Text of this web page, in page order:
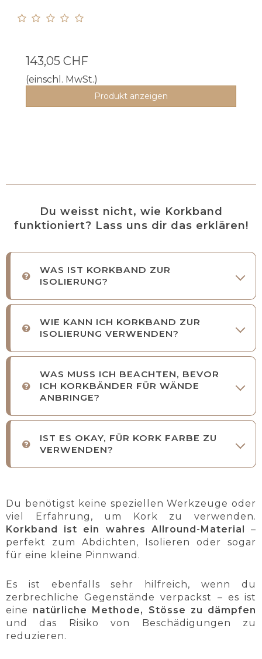
143,05 CHF
(einschl. MwSt.)
Produkt anzeigen
Du weisst nicht, wie Korkband
funktioniert? Lass uns dir das erklären!
WAS IST KORKBAND ZUR
ISOLIERUNG?
WIE KANN ICH KORKBAND ZUR
ISOLIERUNG VERWENDEN?
WAS MUSS ICH BEACHTEN, BEVOR
ICH KORKBÄNDER FÜR WÄNDE
ANBRINGE?
IST ES OKAY, FÜR KORK FARBE ZU
VERWENDEN?
Du benötigst keine speziellen Werkzeuge oder
viel Erfahrung, um Kork zu verwenden.
Korkband ist ein wahres Allround-Material
–
perfekt zum Abdichten, Isolieren oder sogar
für eine kleine Pinnwand.
Es ist ebenfalls sehr hilfreich, wenn du
zerbrechliche Gegenstände verpackst – es ist
eine natürliche Methode, Stösse zu dämpfen
und das Risiko von Beschädigungen zu
reduzieren.